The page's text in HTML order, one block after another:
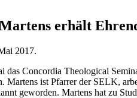
erhält
2017.
das Concordia Theological
Martens ist Pfarrer der SELK,
geworden. Martens hat zu